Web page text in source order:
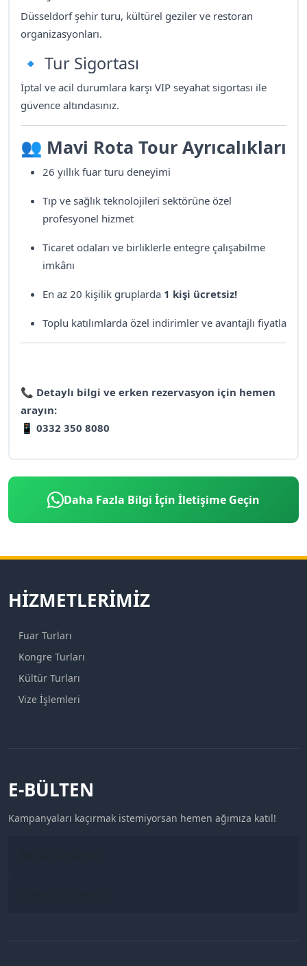
Düsseldorf şehir turu, kültürel geziler ve restoran
organizasyonları.
🔹 Tur Sigortası
İptal ve acil durumlara karşı VIP seyahat sigortası ile
güvence altındasınız.
👥 Mavi Rota Tour Ayrıcalıkları
26 yıllık fuar turu deneyimi
Tıp ve sağlık teknolojileri sektörüne özel
profesyonel hizmet
Ticaret odaları ve birliklerle entegre çalışabilme
imkânı
En az 20 kişilik gruplarda 1 kişi ücretsiz!
Toplu katılımlarda özel indirimler ve avantajlı fiyatla
📞 Detaylı bilgi ve erken rezervasyon için hemen
arayın:
📱 0332 350 8080
Daha Fazla Bilgi İçin İletişime Geçin
HIZMETLERIMIZ
Fuar Turları
Kongre Turları
Kültür Turları
Vize İşlemleri
E-BÜLTEN
Kampanyaları kaçırmak istemiyorsan hemen ağımıza katıl!